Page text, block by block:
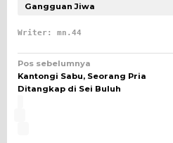
Gangguan Jiwa
Writer: mn.44
Navigasi
pos
Pos sebelumnya
Kantongi Sabu, Seorang Pria
Ditangkap di Sei Buluh